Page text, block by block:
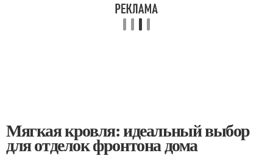
Мягкая кровля: идеальный выбор
для отделок фронтона дома